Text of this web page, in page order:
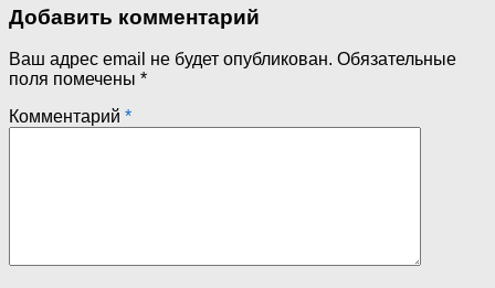
Добавить комментарий
Ваш адрес email не будет опубликован. Обязательные
поля помечены *
Комментарий *